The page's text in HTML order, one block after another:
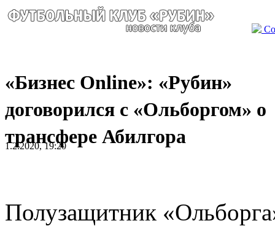
«Бизнес Online»: «Рубин»
договорился с «Ольборгом» о
трансфере Абилгора
1.2.2020, 19:20
Полузащитник